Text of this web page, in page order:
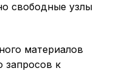
свободные узлы
материалов
запросов к